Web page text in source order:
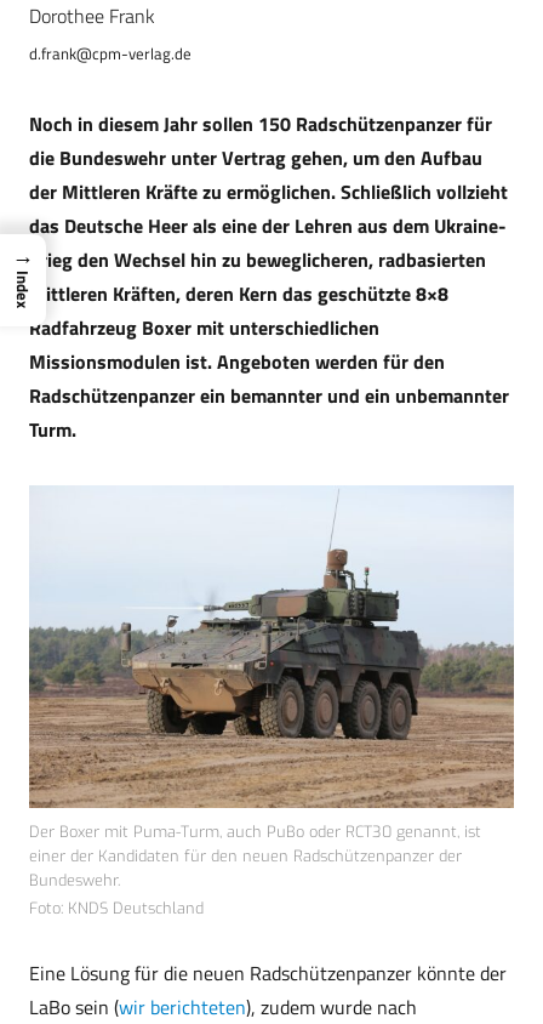
Dorothee Frank
d.frank@cpm-verlag.de
Noch in diesem Jahr sollen 150 Radschützenpanzer für
die Bundeswehr unter Vertrag gehen, um den Aufbau
der Mittleren Kräfte zu ermöglichen. Schließlich vollzieht
das Deutsche Heer als eine der Lehren aus dem Ukraine-
Krieg den Wechsel hin zu beweglicheren, radbasierten
Mittleren Kräften, deren Kern das geschützte 8×8
Radfahrzeug Boxer mit unterschiedlichen
Missionsmodulen ist. Angeboten werden für den
Radschützenpanzer ein bemannter und ein unbemannter
Turm.
Der Boxer mit Puma-Turm, auch PuBo oder RCT30 genannt, ist
einer der Kandidaten für den neuen Radschützenpanzer der
Bundeswehr.
Foto: KNDS Deutschland
Eine Lösung für die neuen Radschützenpanzer könnte der
LaBo sein (wir berichteten), zudem wurde nach
→
Index